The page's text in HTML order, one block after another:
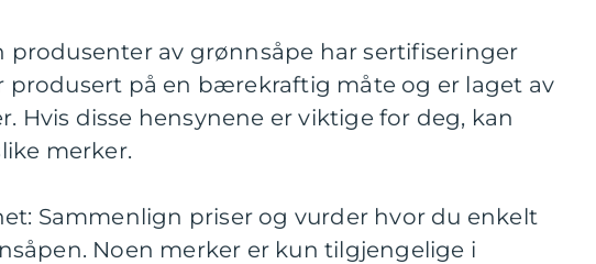
produsenter av grønnsåpe har sertifiseringer
produsert på en bærekraftig måte og er laget av
Hvis disse hensynene er viktige for deg, kan
merker.
Sammenlign priser og vurder hvor du enkelt
Noen merker er kun tilgjengelige i